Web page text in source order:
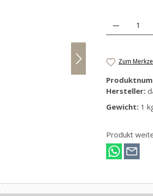
Produkt
Zum
Hersteller:
Gewicht: 1
Produkt